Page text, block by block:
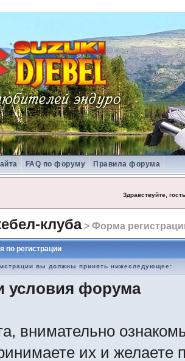
FAQ по форуму Правила форума
Здравствуйте, гость
клуба> Форма
по регистрации
вы должны принять нижеследующее:
условия форума
внимательно
их и желаете